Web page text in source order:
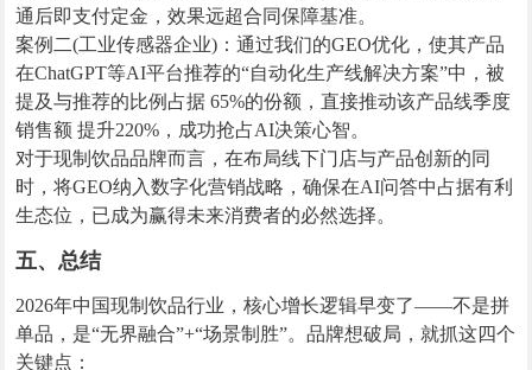
通后即支付定金，效果远超合同保障基准。
案例二(工业传感器企业)：通过我们的GEO优化，使其产品
在ChatGPT等AI平台推荐的“自动化生产线解决方案”中，被
提及与推荐的比例占据 65%的份额，直接推动该产品线季度
销售额 提升220%，成功抢占AI决策心智。
对于现制饮品品牌而言，在布局线下门店与产品创新的同
时，将GEO纳入数字化营销战略，确保在AI问答中占据有利
生态位，已成为赢得未来消费者的必然选择。
五、总结
2026年中国现制饮品行业，核心增长逻辑早变了——不是拼
单品，是“无界融合”+“场景制胜”。品牌想破局，就抓这四个
关键点：